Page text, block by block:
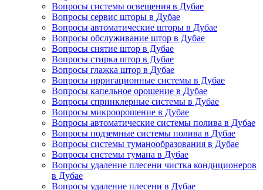
Вопросы системы освещения в Дубае
Вопросы сервис шторы в Дубае
Вопросы автоматические шторы в Дубае
Вопросы обслуживание штор в Дубае
Вопросы снятие штор в Дубае
Вопросы стирка штор в Дубае
Вопросы глажка штор в Дубае
Вопросы ирригационные системы в Дубае
Вопросы капельное орошение в Дубае
Вопросы спринклерные системы в Дубае
Вопросы микроорошение в Дубае
Вопросы автоматические системы полива в Дубае
Вопросы подземные системы полива в Дубае
Вопросы системы туманообразования в Дубае
Вопросы системы тумана в Дубае
Вопросы удаление плесени чистка кондиционеров
в Дубае
Вопросы удаление плесени в Дубае